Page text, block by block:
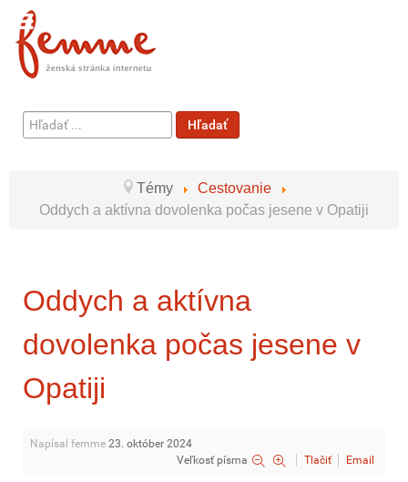
Hľadať
...
Hľadať
Témy
Cestovanie
Oddych a aktívna dovolenka počas jesene v Opatiji
Oddych a aktívna
dovolenka počas jesene v
Opatiji
Napísal femme 23. október 2024
Veľkosť písma
Tlačiť Email